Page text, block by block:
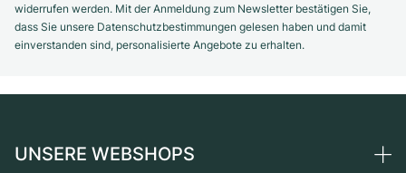
widerrufen werden. Mit der Anmeldung zum Newsletter bestätigen Sie,
dass Sie unsere Datenschutzbestimmungen gelesen haben und damit
einverstanden sind, personalisierte Angebote zu erhalten.
UNSERE WEBSHOPS